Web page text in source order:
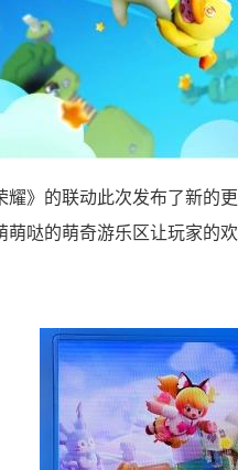
耀》的联动此次发布了新的
萌哒的萌奇游乐区让玩家的